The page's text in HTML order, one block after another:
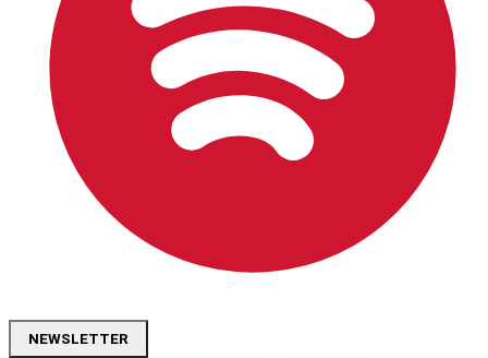
NEWSLETTER